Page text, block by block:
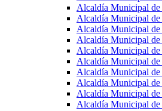
Alcaldía Municipal de
Alcaldía Municipal de
Alcaldía Municipal de
Alcaldía Municipal de
Alcaldía Municipal de
Alcaldía Municipal de
Alcaldía Municipal de
Alcaldía Municipal
Alcaldía Municipal de
Alcaldía Municipal